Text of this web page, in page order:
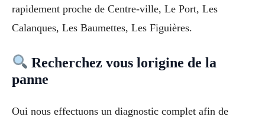
rapidement proche de Centre-ville, Le Port, Les
Calanques, Les Baumettes, Les Figuières.
Recherchez vous lorigine de la
panne
Oui nous effectuons un diagnostic complet afin de